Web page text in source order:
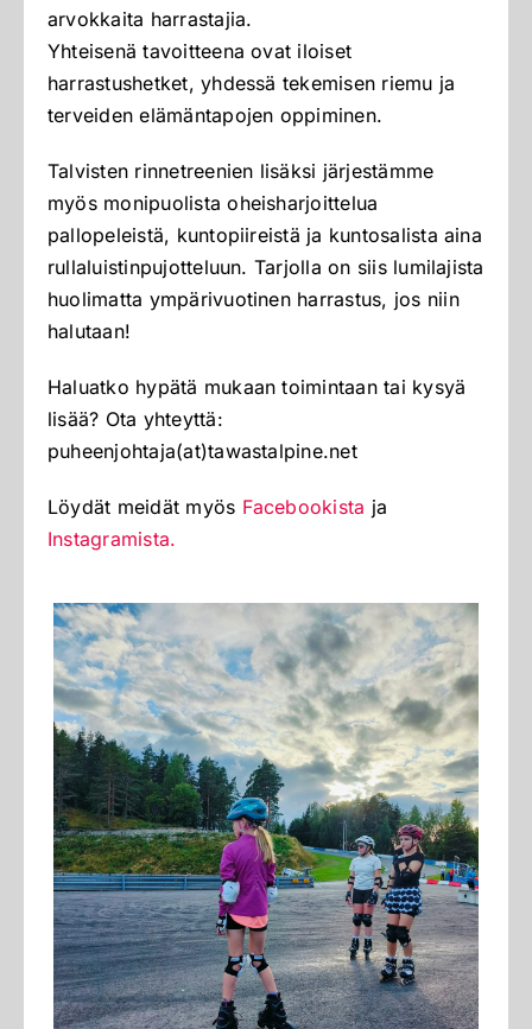
arvokkaita harrastajia.
Yhteisenä tavoitteena ovat iloiset
harrastushetket, yhdessä tekemisen riemu ja
terveiden elämäntapojen oppiminen.
Talvisten rinnetreenien lisäksi järjestämme
myös monipuolista oheisharjoittelua
pallopeleistä, kuntopiireistä ja kuntosalista aina
rullaluistinpujotteluun. Tarjolla on siis lumilajista
huolimatta ympärivuotinen harrastus, jos niin
halutaan!
Haluatko hypätä mukaan toimintaan tai kysyä
lisää? Ota yhteyttä:
puheenjohtaja(at)tawastalpine.net
Löydät meidät myös Facebookista ja
Instagramista.